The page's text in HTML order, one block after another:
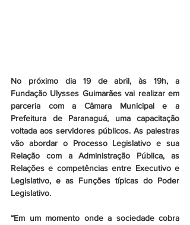
No próximo dia 19 de abril, às 19h, a
Fundação Ulysses Guimarães vai realizar em
parceria com a Câmara Municipal e a
Prefeitura de Paranaguá, uma capacitação
voltada aos servidores públicos. As palestras
vão abordar o Processo Legislativo e sua
Relação com a Administração Pública, as
Relações e competências entre Executivo e
Legislativo, e as Funções típicas do Poder
Legislativo.
“Em um momento onde a sociedade cobra